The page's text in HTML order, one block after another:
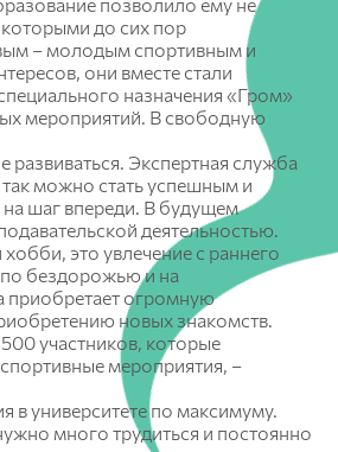
ГАУ
экономических
специалистов
до сих пор
– молодым спортивным и
они вместе стали
назначения «Гром»
мероприятий. В свободную
Экспертная служба
можно стать успешным и
на шаг впереди. В будущем
деятельностью.
это увлечение с раннего
по бездорожью и на
приобретает огромную
новых знакомств.
участников, которые
мероприятия, –
в университете по максимуму.
много трудиться и постоянно